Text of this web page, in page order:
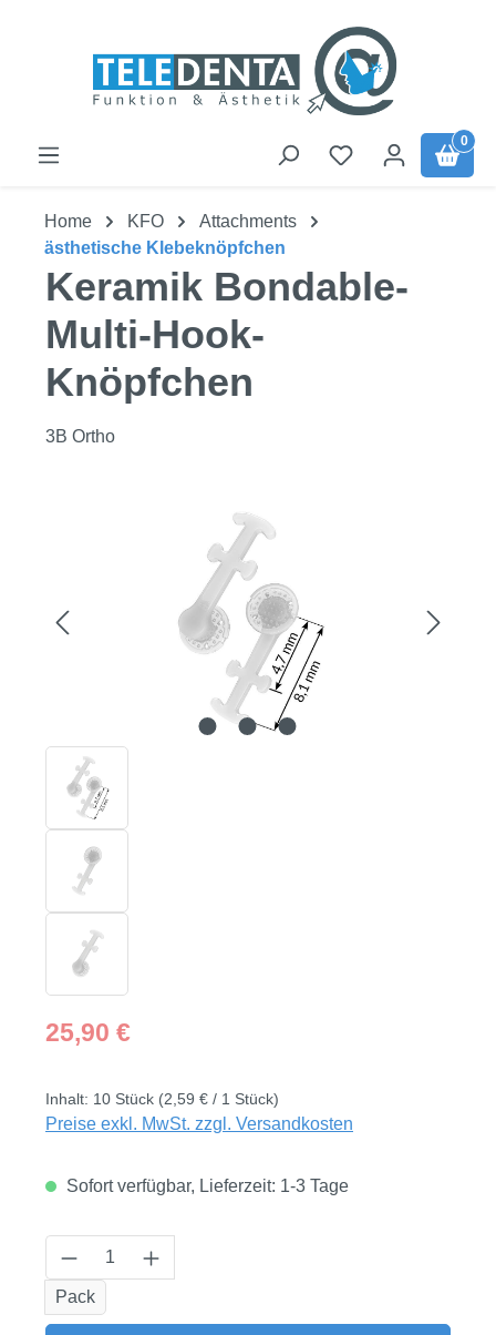
0
Home KFO
Attachments
ästhetische Klebeknöpfchen
Keramik Bondable-
Multi-Hook-
Knöpfchen
3B Ortho
Bildergalerie überspringen
Regulärer Preis:
25,90 €
Inhalt: 10 Stück (2,59 € / 1 Stück)
Preise exkl. MwSt. zzgl. Versandkosten
Sofort verfügbar, Lieferzeit: 1-3 Tage
Produkt Anzahl: Gib den gewünschten
Pack